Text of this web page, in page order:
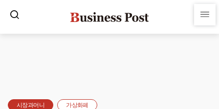
시장과머니 가상화폐